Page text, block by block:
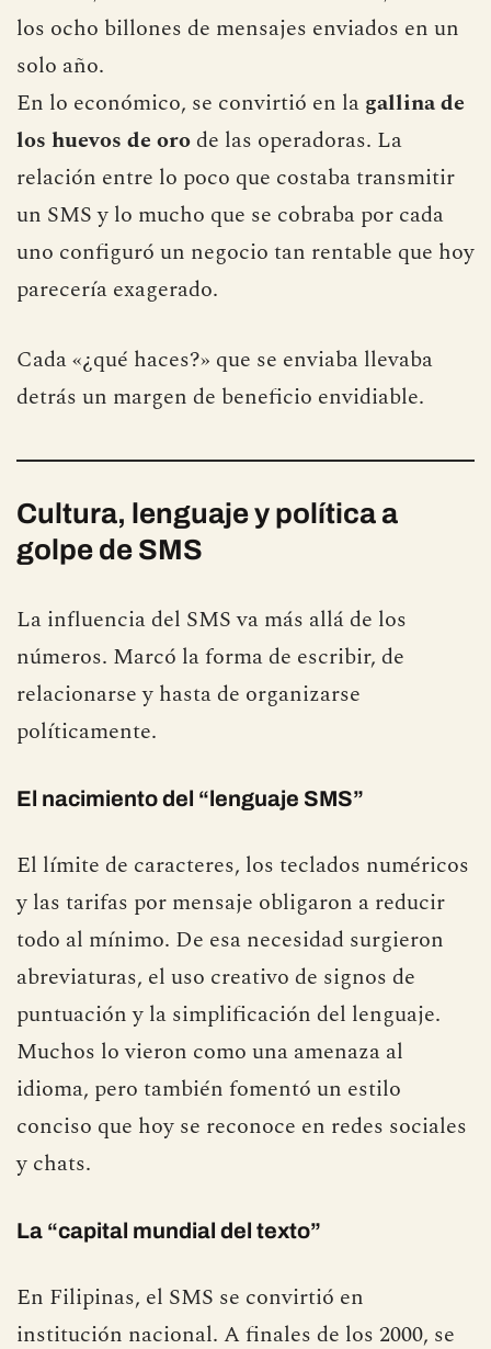
medio a más de seis billones anuales.
En 2012, alcanzó su máximo histórico, rozando
los ocho billones de mensajes enviados en un
solo año.
En lo económico, se convirtió en lagallina de
los huevos de orode las operadoras. La
relación entre lo poco que costaba transmitir
un SMS y lo mucho que se cobraba por cada
parecería exagerado.
detrás un margen de beneficio envidiable.
golpe de SMS
La influencia del SMS va más allá de los
números. Marcó la forma de escribir, de
políticamente.
El nacimiento del “lenguaje SMS”
El límite de caracteres, los teclados numéricos
y las tarifas por mensaje obligaron a reducir
todo al mínimo. De esa necesidad surgieron
abreviaturas, el uso creativo de signos de
puntuación y la simplificación del lenguaje.
Muchos lo vieron como una amenaza al
idioma, pero también fomentó un estilo
y chats.
La “capital mundial del texto”